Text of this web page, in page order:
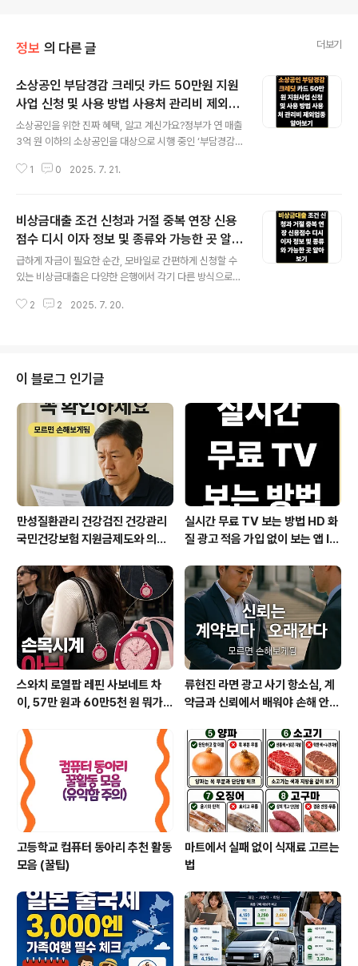
정보 의 다른 글 더보기
소상공인 부담경감 크레딧 카드 50만원 지원
사업 신청 및 사용 방법 사용처 관리비 제외업
종 알아보기
소상공인을 위한 진짜 혜택, 알고 계신가요?정부가 연 매출
3억 원 이하의 소상공인을 대상으로 시행 중인 ‘부담경감
사용할 수 있는 50만 원 상당의 포인트를 지원하는 실질적
으로 차감되어 고정비 부담을 줄일 수 있습니다.이번 글에
서는 이 제도의 개념부터 신청 방법, 사용처, 지원 제외 업
종까지 꼼꼼히 정리해 드립니다. 지원 자격이 된다면 망설
이지 말고 꼭 신청해 보세요.1. 소상공인 부감경감 크레딧이
담경감 크레딧이란? 지원사업설명과 50만원을 지원하는
1 0 2025. 7. 21.
비상금대출 조건 신청과 거절 중복 연장 신용
점수 디시 이자 정보 및 종류와 가능한 곳 알아
보기
급하게 자금이 필요한 순간, 모바일로 간편하게 신청할 수
있는 비상금대출은 다양한 은행에서 각기 다른 방식으로
불 지급형 등 비상금대출의 주요 유형을 설명하고, 카카오
펴보며 본인의 상황에 맞는 대출을 선택해보세요.1. 비상금
대출의 정의 및 조건은? 비상금대출의 정의 및 조건은?급
하게 돈이 필요할 때 빠르게 신청 가능한 모바일 기반의 소
액 비상금대출 조건과 정의를 알아보세요. 무서류, 무담보
로 간편합니다.newsfactory.youngstimes.co.kr 2.
2 2 2025. 7. 20.
이 블로그 인기글
만성질환관리 건강검진 건강관리
국민건강보험 지원금제도와 의료
실시간 무료 TV 보는 방법 HD 화
질 광고 적음 가입 없이 보는 앱 IP
넷 요금제 꿀팁까지
스와치 로열팝 레핀 사보네트 차
이, 57만 원과 60만5천 원 뭐가
류현진 라면 광고 사기 항소심, 계
약금과 신뢰에서 배워야 손해 안
고등학교 컴퓨터 동아리 추천 활동
모음 (꿀팁)
마트에서 실패 없이 식재료 고르는
법